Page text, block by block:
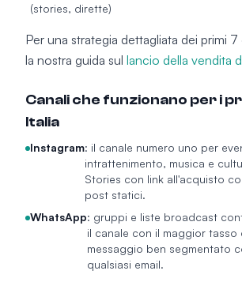
(stories, dirette)
Per una strategia dettagliata dei primi
la nostra guida sul lancio della vendita
Canali che funzionano per i
Italia
Instagram: il canale numero uno per
intrattenimento, musica e
Stories con link all'acquisto
post statici.
WhatsApp: gruppi e liste broadcast
il canale con il maggior tasso
messaggio ben segmentato
qualsiasi email.